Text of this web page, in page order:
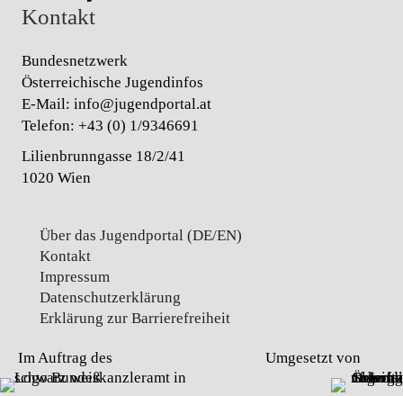
Kontakt
Bundesnetzwerk
Österreichische Jugendinfos
E-Mail: info@jugendportal.at
Telefon: +43 (0) 1/9346691
Lilienbrunngasse 18/2/41
1020 Wien
Über das Jugendportal (DE/EN)
Kontakt
Impressum
Datenschutz­erklärung
Erklärung zur Barrierefreiheit
Im Auftrag des Umgesetzt von